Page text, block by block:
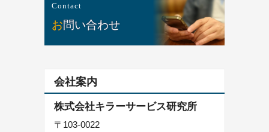
Contact
お問い合わせ
会社案内
株式会社キラーサービス研究所
〒103-0022